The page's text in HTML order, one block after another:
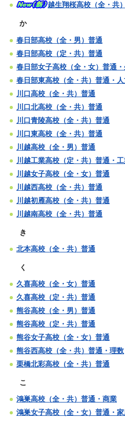
越生翔桜高校（全・共
か
春日部高校（全・男）普通
春日部高校（定・共）普通
春日部女子高校（全・女）普通
春日部東高校（全・共）普通・
川口高校（全・共）普通
川口北高校（全・共）普通
川口青陵高校（全・共）普通
川口東高校（全・共）普通
川越高校（全・男）普通
川越工業高校（定・共）普通・
川越女子高校（全・女）普通
川越西高校（全・共）普通
川越初雁高校（全・共）普通
川越南高校（全・共）普通
き
北本高校（全・共）普通
く
久喜高校（全・女）普通
久喜高校（定・共）普通
熊谷高校（全・男）普通
熊谷高校（定・共）普通
熊谷女子高校（全・女）普通
熊谷西高校（全・共）普通・理数
栗橋北彩高校（全・共）普通
こ
鴻巣高校（全・共）普通・商業
鴻巣女子高校（全・女）普通・